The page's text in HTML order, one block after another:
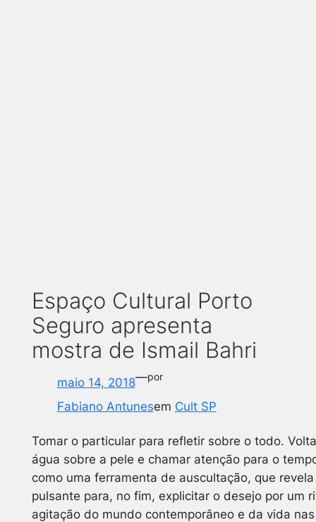
Espaço Cultural Porto
Seguro apresenta
mostra de Ismail Bahri
maio 14, 2018—por
Fabiano Antunesem Cult SP
Tomar o particular para refletir sobre o todo.
água sobre a pele e chamar atenção para o
como uma ferramenta de auscultação, que
pulsante para, no fim, explicitar o desejo por um
agitação do mundo contemporâneo e da vida